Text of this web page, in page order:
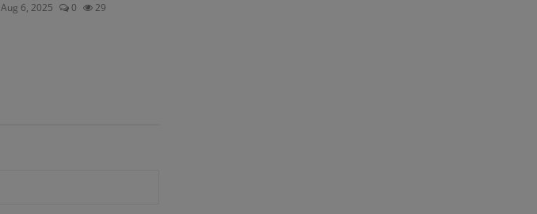
Aug 6, 2025 0 29